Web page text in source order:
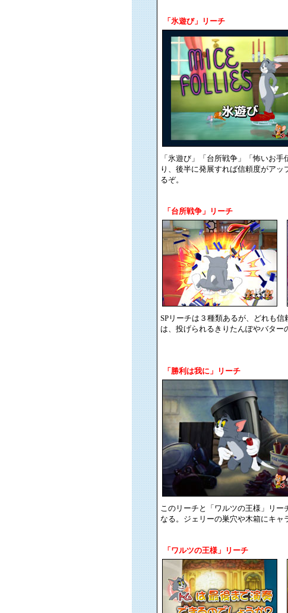
「氷遊び」リーチ
「氷遊び」「台所戦争」「怖いお
り、後半に発展すれば信頼度がア
るぞ。
「台所戦争」リーチ
SPリーチは３種類あるが、どれも
は、投げられるきりたんぽやバター
「勝利は我に」リーチ
このリーチと「ワルツの王様」リー
なる。ジェリーの巣穴や木箱にキャ
「ワルツの王様」リーチ